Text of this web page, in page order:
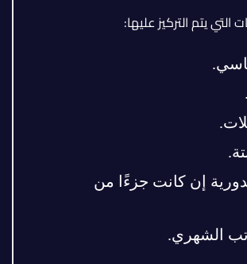
التي يتم التركيز عليها:
إن كانت جزءًا من
الشهري.